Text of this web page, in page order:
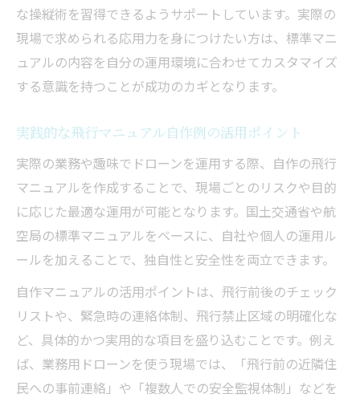
な操縦術を習得できるようサポートしています。実際の
現場で求められる応用力を身につけたい方は、標準マニ
ュアルの内容を自分の運用環境に合わせてカスタマイズ
する意識を持つことが成功のカギとなります。
実践的な飛行マニュアル自作例の活用ポイント
実際の業務や趣味でドローンを運用する際、自作の飛行
マニュアルを作成することで、現場ごとのリスクや目的
に応じた最適な運用が可能となります。国土交通省や航
空局の標準マニュアルをベースに、自社や個人の運用ル
ールを加えることで、独自性と安全性を両立できます。
自作マニュアルの活用ポイントは、飛行前後のチェック
リストや、緊急時の連絡体制、飛行禁止区域の明確化な
ど、具体的かつ実用的な項目を盛り込むことです。例え
ば、業務用ドローンを使う現場では、「飛行前の近隣住
民への事前連絡」や「複数人での安全監視体制」などを